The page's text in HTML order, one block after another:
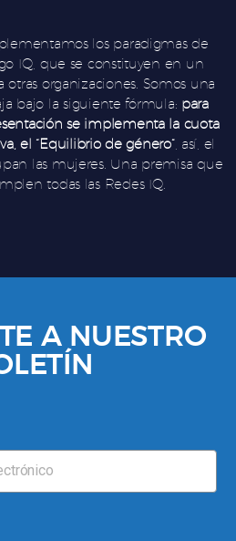
los paradigmas de
IQ, que se constituyen en un
organizaciones. Somos una
bajo la siguiente fórmula: para
se implementa la cuota
el “Equilibrio de género”, así, el
las mujeres. Una premisa que
todas las Redes IQ.
A NUESTRO